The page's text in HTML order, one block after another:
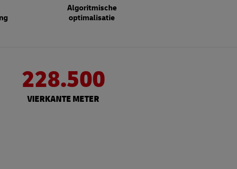
Algoritmische
optimalisatie
228.500
VIERKANTE METER